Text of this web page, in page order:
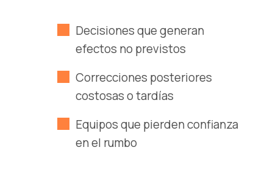
Decisiones que generan
efectos no previstos
Correcciones posteriores
costosas o tardías
Equipos que pierden confianza
en el rumbo